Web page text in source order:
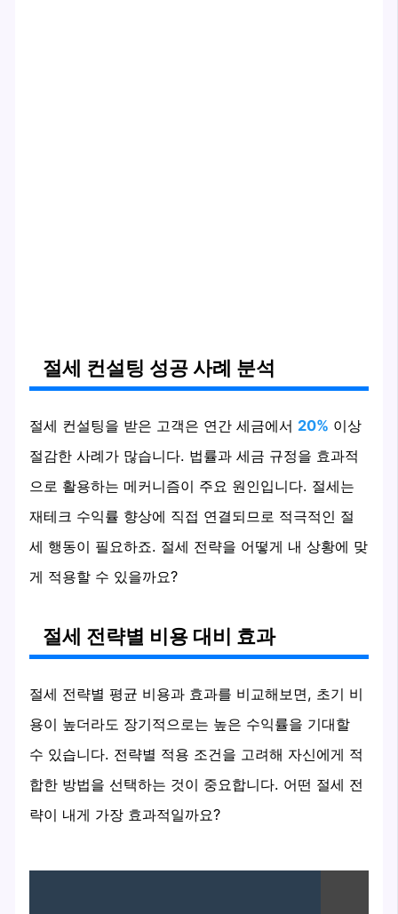
절세 컨설팅 성공 사례 분석
절세 컨설팅을 받은 고객은 연간 세금에서 20% 이상
절감한 사례가 많습니다. 법률과 세금 규정을 효과적
으로 활용하는 메커니즘이 주요 원인입니다. 절세는
재테크 수익률 향상에 직접 연결되므로 적극적인 절
세 행동이 필요하죠. 절세 전략을 어떻게 내 상황에 맞
게 적용할 수 있을까요?
절세 전략별 비용 대비 효과
절세 전략별 평균 비용과 효과를 비교해보면, 초기 비
용이 높더라도 장기적으로는 높은 수익률을 기대할
수 있습니다. 전략별 적용 조건을 고려해 자신에게 적
합한 방법을 선택하는 것이 중요합니다. 어떤 절세 전
략이 내게 가장 효과적일까요?